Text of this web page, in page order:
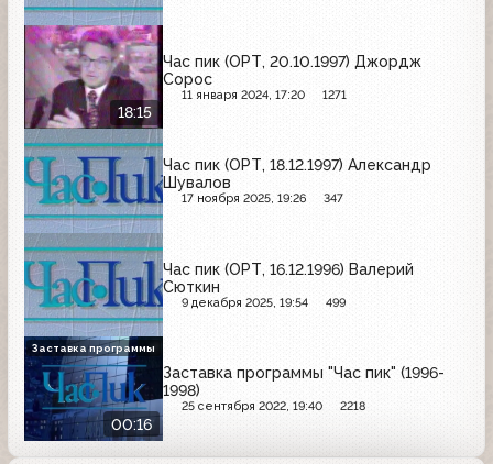
18:15
Час пик (ОРТ, 20.10.1997) Джордж
Сорос
11 января 2024, 17:20 1271
Час пик (ОРТ, 18.12.1997) Александр
Шувалов
17 ноября 2025, 19:26 347
Час пик (ОРТ, 16.12.1996) Валерий
Сюткин
9 декабря 2025, 19:54 499
00:16
Заставка программы "Час пик" (1996-
1998)
25 сентября 2022, 19:40 2218
Заставка программы